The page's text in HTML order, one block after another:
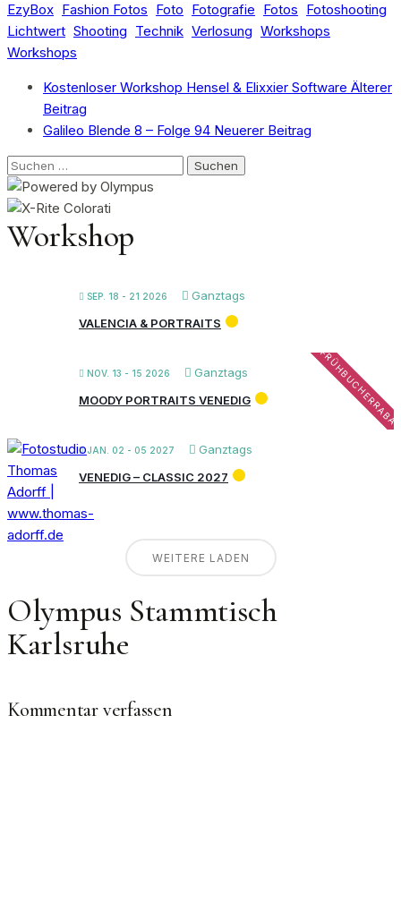
EzyBox Fashion Fotos Foto Fotografie Fotos Fotoshooting
Lichtwert Shooting Technik Verlosung Workshops
Workshops
Kostenloser Workshop Hensel & Elixxier Software Älterer
Beitrag
Galileo Blende 8 – Folge 94 Neuerer Beitrag
Suchen
nach:
Workshop
SEP. 18 - 21 2026
Ganztags
VALENCIA & PORTRAITS
NOV. 13 - 15 2026 Ganztags
MOODY PORTRAITS VENEDIG
JAN. 02 - 05 2027
Ganztags
VENEDIG – CLASSIC 2027
WEITERE LADEN
Olympus Stammtisch
Karlsruhe
Kommentar verfassen